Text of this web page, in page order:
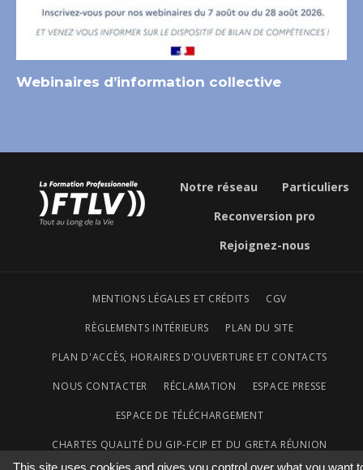
Webinaires d’information collective
Notre réseau
Particuliers
Reconversion pro
Rejoignez-nous
MENTIONS LÉGALES ET CRÉDITS CGV
RÈGLEMENTS INTÉRIEURS PLAN DU SITE
PLAN D'ACCÈS, HORAIRES D'OUVERTURE ET CONTACTS
NOUS CONTACTER RÉCLAMATION ESPACE PRESSE
ESPACE DE TÉLÉCHARGEMENT
CHARTES QUALITÉ DU GIP-FCIP ET DU GRETA RÉUNION
This site uses cookies and gives you control over what you want